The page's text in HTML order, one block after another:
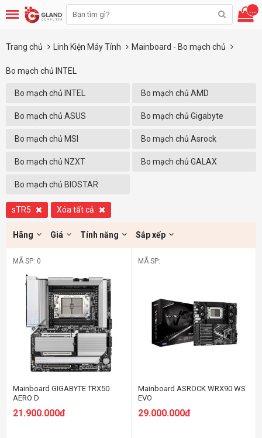
...
Trang chủ Linh Kiện Máy Tính Mainboard - Bo mạch chủ
Bo mạch chủ INTEL
Bo mạch chủ INTEL Bo mạch chủ AMD
Bo mạch chủ ASUS Bo mạch chủ Gigabyte
Bo mạch chủ MSI Bo mạch chủ Asrock
Bo mạch chủ NZXT Bo mạch chủ GALAX
Bo mạch chủ BIOSTAR
sTR5 Xóa tất cả
Hãng Giá Tính năng Sắp xếp
MÃ SP: 0
Mainboard GIGABYTE TRX50
AERO D
21.900.000đ
MÃ SP:
Mainboard ASROCK WRX90 WS
EVO
29.000.000đ